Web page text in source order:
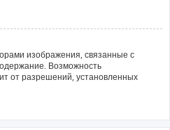
изображения, связанные с
Возможность
от разрешений, установленных